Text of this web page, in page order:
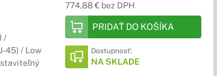
HP vybavené skvelým farebným gamutom
/
45) / Low
774,88 € bez DPH
PRIDAŤ DO KOŠÍKA
Dostupnosť:
NA SKLADE